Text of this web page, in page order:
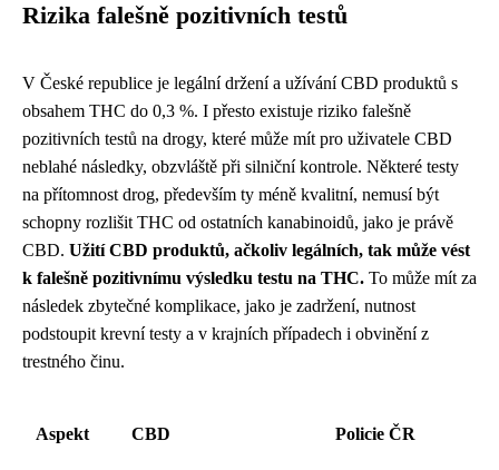
Rizika falešně pozitivních testů
V České republice je legální držení a užívání CBD produktů s
obsahem THC do 0,3 %. I přesto existuje riziko falešně
pozitivních testů na drogy, které může mít pro uživatele CBD
neblahé následky, obzvláště při silniční kontrole. Některé testy
na přítomnost drog, především ty méně kvalitní, nemusí být
schopny rozlišit THC od ostatních kanabinoidů, jako je právě
CBD. Užití CBD produktů, ačkoliv legálních, tak může vést
k falešně pozitivnímu výsledku testu na THC. To může mít za
následek zbytečné komplikace, jako je zadržení, nutnost
podstoupit krevní testy a v krajních případech i obvinění z
trestného činu.
Aspekt CBD Policie ČR